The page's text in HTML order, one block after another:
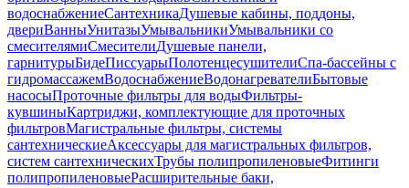
водоснабжениеСантехникаДушевые кабины, поддоны,
двериВанныУнитазыУмывальникиУмывальники со
смесителямиСмесителиДушевые панели,
гарнитурыБидеПиссуарыПолотенцесушителиСпа-бассейны с
гидромассажемВодоснабжениеВодонагревателиБытовые
насосыПроточные фильтры для водыФильтры-
кувшиныКартриджи, комплектующие для проточных
фильтровМагистральные фильтры, системы
сантехническиеАксессуары для магистральных фильтров,
систем сантехническихТрубы полипропиленовыеФитинги
полипропиленовыеРасширительные баки,